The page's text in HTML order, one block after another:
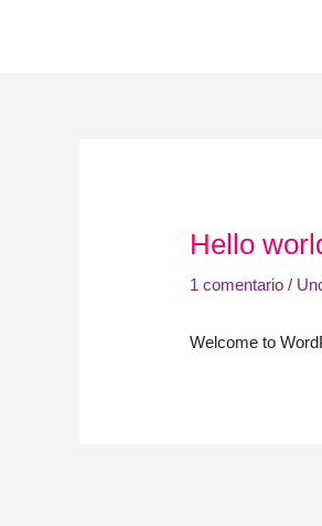
Hello
1 comentario /
Welcome to